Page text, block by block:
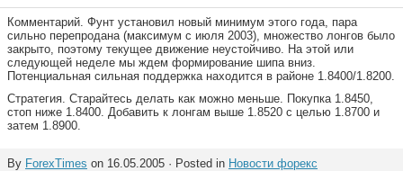
Комментарий. Фунт установил новый минимум этого года, пара
сильно перепродана (максимум с июля 2003), множество лонгов было
закрыто, поэтому текущее движение неустойчиво. На этой или
следующей неделе мы ждем формирование шипа вниз.
Потенциальная сильная поддержка находится в районе 1.8400/1.8200.
Стратегия. Старайтесь делать как можно меньше. Покупка 1.8450,
стоп ниже 1.8400. Добавить к лонгам выше 1.8520 с целью 1.8700 и
затем 1.8900.
By ForexTimes on 16.05.2005 · Posted in Новости форекс